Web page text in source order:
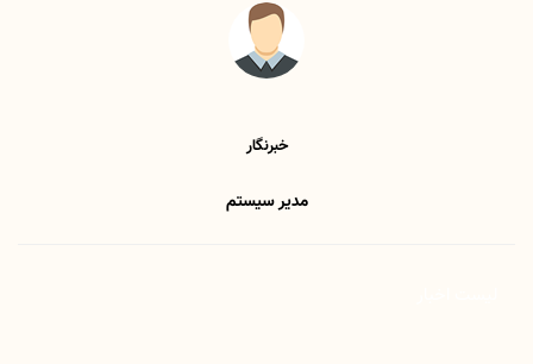
خبرنگار
مدیر سیستم